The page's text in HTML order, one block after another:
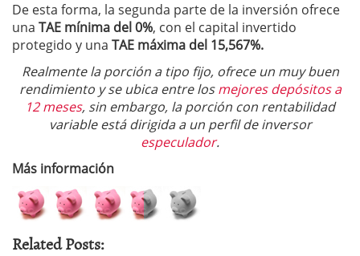
De esta forma, la segunda parte de la inversión ofrece
una TAE mínima del 0%, con el capital invertido
protegido y una TAE máxima del 15,567%.
Realmente la porción a tipo fijo, ofrece un muy buen
rendimiento y se ubica entre losmejores depósitos a
12 meses, sin embargo, la porción con rentabilidad
variable está dirigida a un perfil de inversor
especulador.
Más información
Related Posts: